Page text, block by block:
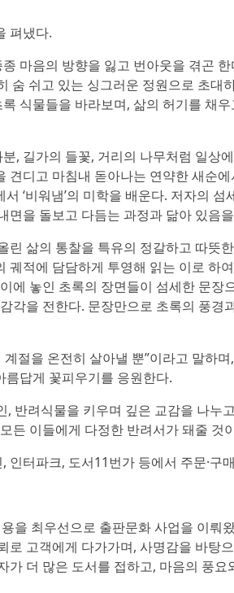
펴냈다.
마음의 방향을 잃고 번아웃을 겪곤 한
숨 쉬고 있는 싱그러운 정원으로 초대
식물들을 바라보며, 삶의 허기를 채
, 길가의 들꽃, 거리의 나무처럼 일상
디고 마침내 돋아나는 연약한 새순
‘비워냄’의 미학을 배운다. 저자의 섬
을 돌보고 다듬는 과정과 닮아 있음
삶의 통찰을 특유의 정갈하고 따뜻
적에 담담하게 투영해 읽는 이로 하
에 놓인 초록의 장면들이 섬세한 문장
각을 전한다. 문장만으로 초록의 풍경
절을 온전히 살아낼 뿐”이라고 말하
답게 꽃피우기를 응원한다.
, 반려식물을 키우며 깊은 교감을 나누
든 이들에게 다정한 반려서가 돼줄 것
인터파크, 도서11번가 등에서 주문·구
을 최우선으로 출판문화 사업을 이뤄
고객에게 다가가며, 사명감을 바탕
더 많은 도서를 접하고, 마음의 풍요